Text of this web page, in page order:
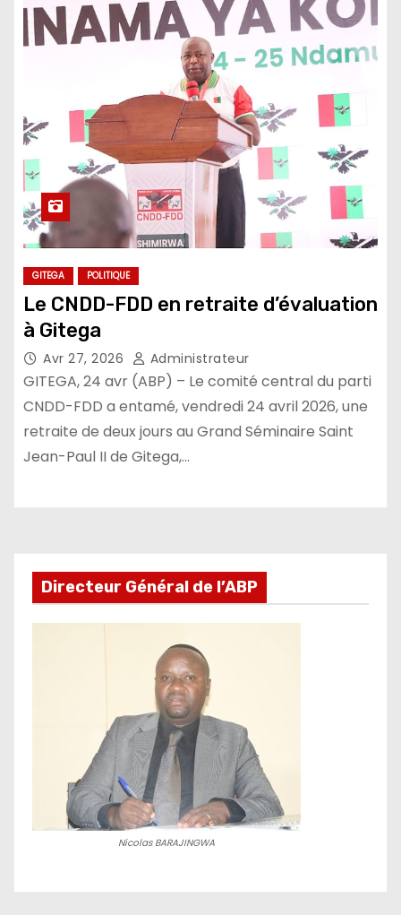
GITEGA POLITIQUE
Le CNDD-FDD en retraite d’évaluation
à Gitega
Avr 27, 2026 Administrateur
GITEGA, 24 avr (ABP) – Le comité central du parti
CNDD-FDD a entamé, vendredi 24 avril 2026, une
retraite de deux jours au Grand Séminaire Saint
Jean-Paul II de Gitega,…
Directeur Général de l’ABP
Nicolas BARAJINGWA